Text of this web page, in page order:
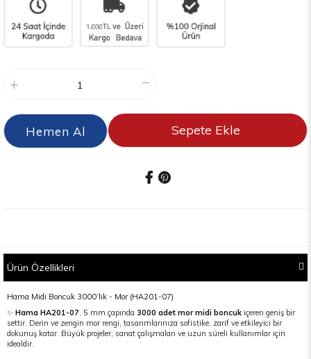
Ürün Özellikleri
Hama Midi Boncuk 3000’lik - Mor (HA201-07)
✨ Hama HA201-07, 5 mm çapında 3000 adet mor midi boncuk içeren geniş bir
settir. Derin ve zengin mor rengi, tasarımlarınıza sofistike, zarif ve etkileyici bir
dokunuş katar. Büyük projeler, sanat çalışmaları ve uzun süreli kullanımlar için
idealdir.